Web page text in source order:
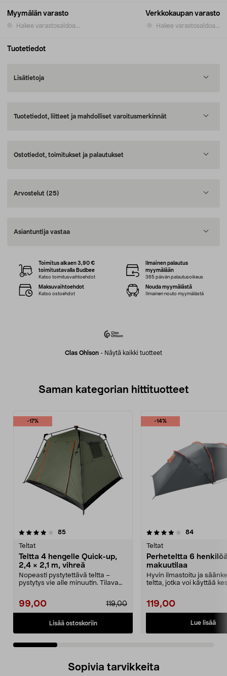
Myymälän varasto
Hakee varastosaldoa...
Verkkokaupan varasto
Hakee varastosaldoa...
Tuotetiedot
Lisätietoja
Tuotetiedot, liitteet ja mahdolliset varoitusmerkinnät
Ostotiedot, toimitukset ja palautukset
Arvostelut (25)
Asiantuntija vastaa
Clas Ohlson - Näytä kaikki tuotteet
Toimitus alkaen 3,90 €
toimitustavalla Budbee
Katso toimitusvaihtoehdot
Ilmainen palautus
myymälään
365 päivän palautusoikeus
Maksuvaihtoehdot
Katso ostoehdot
Nouda myymälästä
Ilmainen nouto myymälästä
Saman kategorian hittituotteet
-17%
85arvostelut
Teltat
Teltta 4 hengelle Quick-up,
2,4 × 2,1 m, vihreä
Nopeasti pystytettävä teltta –
pystytys vie alle minuutin. Tilava
99,00 119,00
Lisää ostoskoriin
-14%
4.0 viidestä
84arvostelut
Teltat
Perheteltta 6
makuutilaa
Hyvin ilmastoitu ja
teltta, jotka voi käyttää
119,00
Lue lisää
3.0 viidestä
Sopivia tarvikkeita